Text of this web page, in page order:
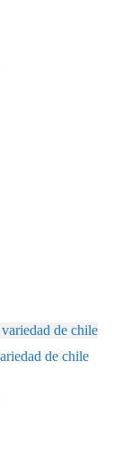
de chile